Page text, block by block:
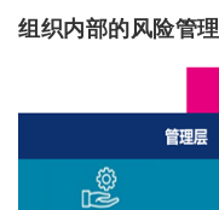
组织内部的风险管理